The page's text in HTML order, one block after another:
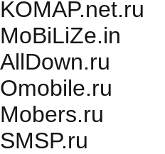
KOMAP.net.ru
MoBiLiZe.in
AllDown.ru
Оmobile.ru
Mobers.ru
SMSP.ru